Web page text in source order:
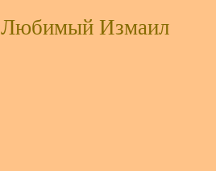
Любимый Измаил